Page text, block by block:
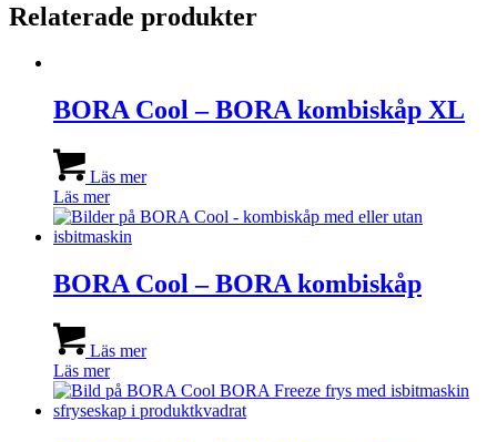
Relaterade produkter
BORA Cool – BORA kombiskåp XL
Läs mer
Läs mer
BORA Cool – BORA kombiskåp
Läs mer
Läs mer